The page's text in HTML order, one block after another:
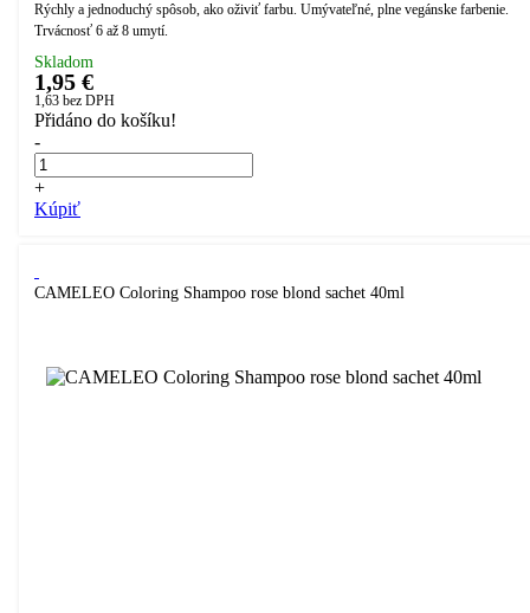
Rýchly a jednoduchý spôsob, ako oživiť farbu. Umývateľné, plne vegánske farbenie.
Trvácnosť 6 až 8 umytí.
Skladom
1,95 €
1,63 bez DPH
Přidáno do košíku!
-
+
Kúpiť
CAMELEO Coloring Shampoo rose blond sachet 40ml